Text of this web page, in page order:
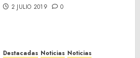
2 JULIO 2019 0
Destacadas Noticias Noticias